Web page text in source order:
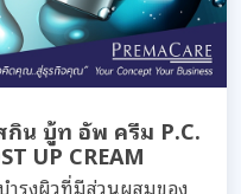
กิน บู้ท อัพ ครีม P.C.
UP CREAM
รุงผิวที่มีส่วนผสมของ